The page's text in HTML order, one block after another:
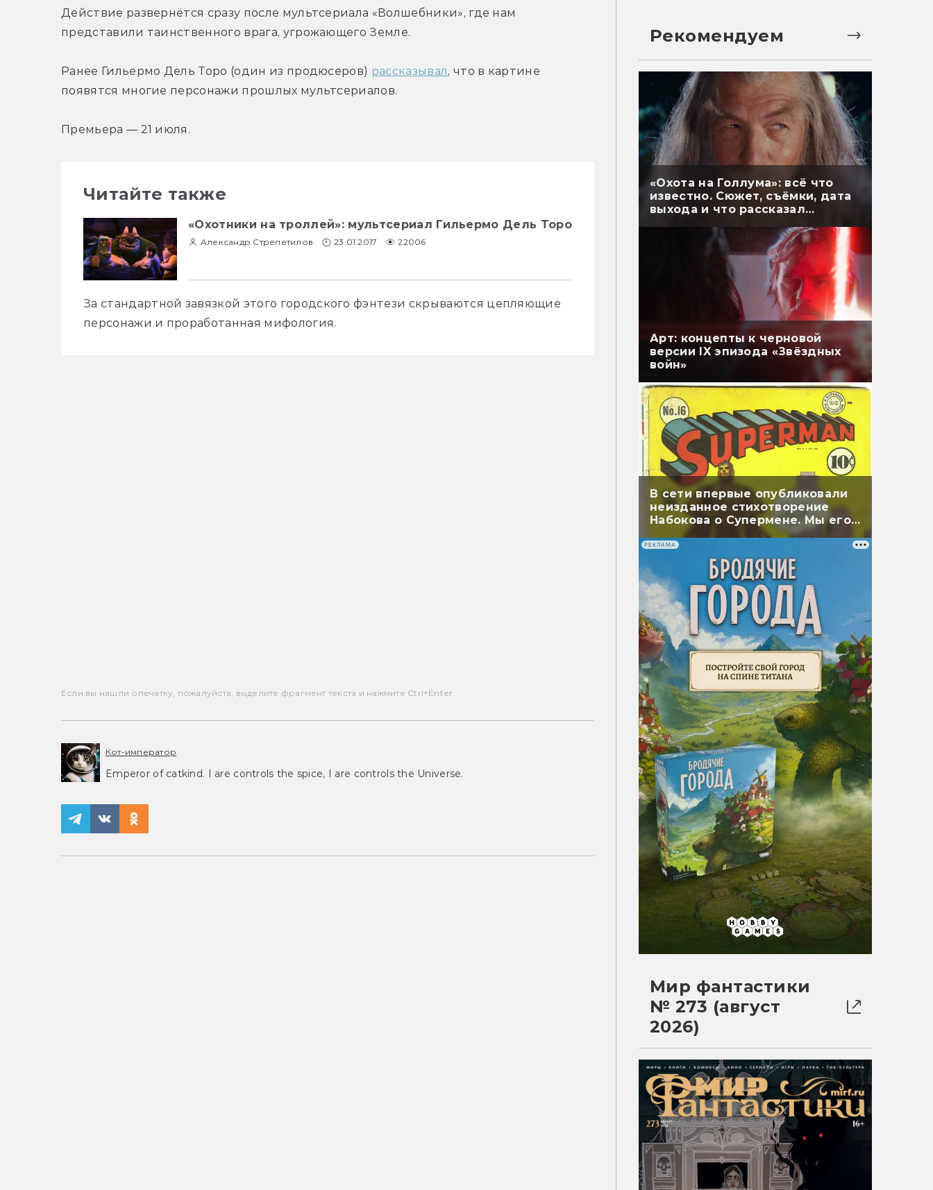
Действие развернётся сразу после мультсериала «Волшебники», где нам
представили таинственного врага, угрожающего Земле.
Ранее Гильермо Дель Торо (один из продюсеров) рассказывал, что в картине
появятся многие персонажи прошлых мультсериалов.
Премьера — 21 июля.
Читайте также
«Охотники на троллей»: мультсериал Гильермо Дель Торо
Александр Стрепетилов 23.01.2017 22006
За стандартной завязкой этого городского фэнтези скрываются цепляющие
персонажи и проработанная мифология.
Если вы нашли опечатку, пожалуйста, выделите фрагмент текста и нажмите Ctrl+Enter.
Кот-император
Emperor of catkind. I are controls the spice, I are controls the Universe.
Рекомендуем
«Охота на Голлума»: всё что
известно. Сюжет, съёмки, дата
выхода и что рассказал
Арт: концепты к черновой
версии IX эпизода «Звёздных
войн»
В сети впервые опубликовали
неизданное стихотворение
Набокова о Супермене. Мы его
перевели
РЕКЛАМА
Мир фантастики
№ 273 (август
2026)